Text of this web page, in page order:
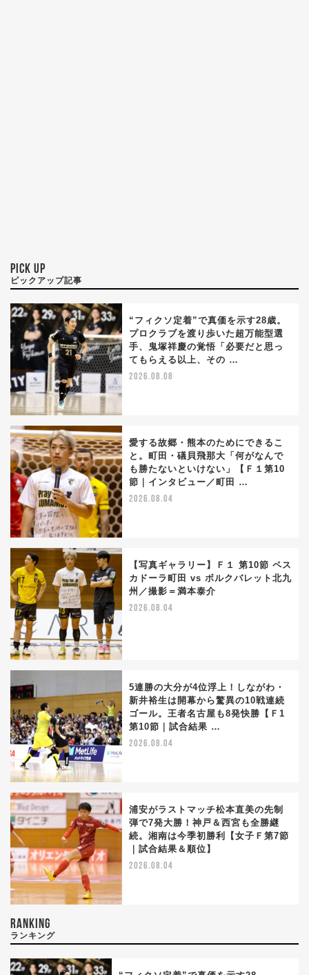
PICK UP
ピックアップ記事
“フィクソ定着”で真価を示す28歳。
プロクラブを渡り歩いた超万能型選
手、鬼塚祥慶の覚悟「必要だと思っ
てもらえる以上、その …
2026.08.08
愛する故郷・熊本のためにできるこ
と。町田・礒貝飛那大「何がなんで
も勝たないといけない」【Ｆ１第10
節｜インタビュー／町田 …
2026.08.04
【写真ギャラリー】Ｆ１ 第10節 ペス
カドーラ町田 vs ボルクバレット北九
州／撮影＝満本泰介
2026.08.04
5連勝の大分が4位浮上！しながわ・
新井裕生は開幕から驚異の10戦連続
ゴール。王者名古屋も8発快勝【Ｆ1
第10節｜試合結果 …
2026.08.04
浦安がラストマッチ松本直美の先制
弾で7発大勝！神戸＆西宮も全勝継
続。湘南は今季初勝利【女子Ｆ第7節
｜試合結果＆順位】
2026.08.04
RANKING
ランキング